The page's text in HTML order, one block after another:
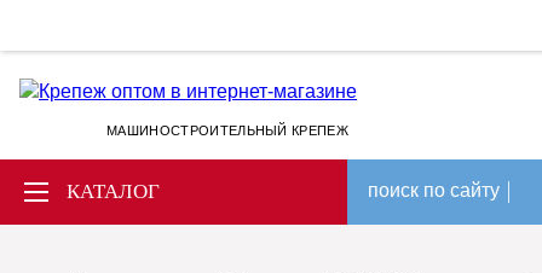
МАШИНОСТРОИТЕЛЬНЫЙ КРЕПЕЖ
КАТАЛОГ поиск по сайту